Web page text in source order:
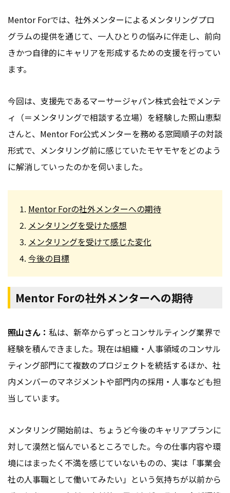
Mentor Forでは、社外メンターによるメンタリングプロ
グラムの提供を通じて、一人ひとりの悩みに伴走し、前向
きかつ自律的にキャリアを形成するための支援を行ってい
ます。
今回は、支援先であるマーサージャパン株式会社でメンテ
ィ（＝メンタリングで相談する立場）を経験した照山恵梨
さんと、Mentor For公式メンターを務める窓岡順子の対談
形式で、メンタリング前に感じていたモヤモヤをどのよう
に解消していったのかを伺いました。
Mentor Forの社外メンターへの期待
メンタリングを受けた感想
メンタリングを受けて感じた変化
今後の目標
Mentor Forの社外メンターへの期待
照山さん： 私は、新卒からずっとコンサルティング業界で
経験を積んできました。現在は組織・人事領域のコンサル
ティング部門にて複数のプロジェクトを統括するほか、社
内メンバーのマネジメントや部門内の採用・人事なども担
当しています。
メンタリング開始前は、ちょうど今後のキャリアプランに
対して漠然と悩んでいるところでした。今の仕事内容や環
境にはまったく不満を感じていないものの、実は「事業会
社の人事職として働いてみたい」という気持ちが以前から